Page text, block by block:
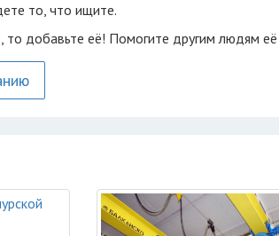
то, что ищите.
то добавьте её! Помогите другим людям